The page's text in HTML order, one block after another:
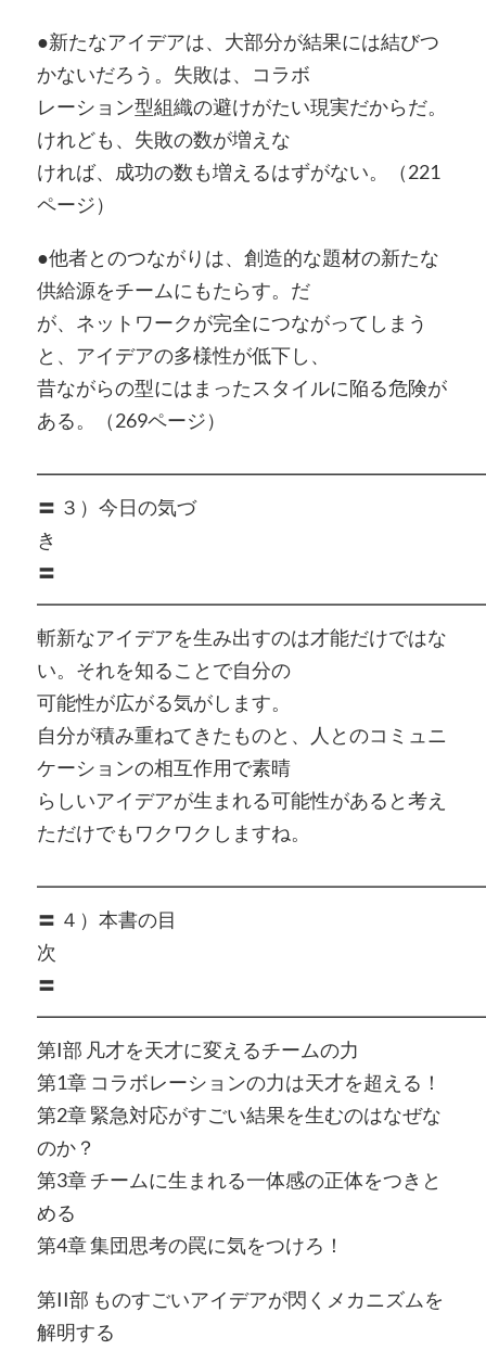
●新たなアイデアは、大部分が結果には結びつ
かないだろう。失敗は、コラボ
レーション型組織の避けがたい現実だからだ。
けれども、失敗の数が増えな
ければ、成功の数も増えるはずがない。（221
ページ）
●他者とのつながりは、創造的な題材の新たな
供給源をチームにもたらす。だ
が、ネットワークが完全につながってしまう
と、アイデアの多様性が低下し、
昔ながらの型にはまったスタイルに陥る危険が
ある。（269ページ）
〓 ３）今日の気づ
〓
斬新なアイデアを生み出すのは才能だけではな
い。それを知ることで自分の
可能性が広がる気がします。
自分が積み重ねてきたものと、人とのコミュニ
ケーションの相互作用で素晴
らしいアイデアが生まれる可能性があると考え
ただけでもワクワクしますね。
〓 ４）本書の目
〓
第I部 凡才を天才に変えるチームの力
第1章 コラボレーションの力は天才を超える！
第2章 緊急対応がすごい結果を生むのはなぜな
のか？
第3章 チームに生まれる一体感の正体をつきと
める
第4章 集団思考の罠に気をつけろ！
第II部 ものすごいアイデアが閃くメカニズムを
解明する